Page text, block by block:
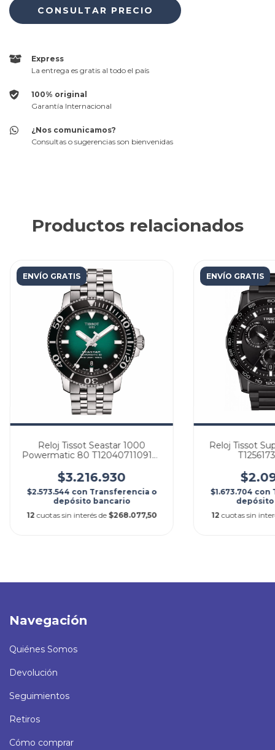
Express
La entrega es gratis al todo el país
100% original
Garantía Internacional
¿Nos comunicamos?
Consultas o sugerencias son bienvenidas
Productos relacionados
ENVÍO GRATIS
Reloj Tissot Seastar 1000
Powermatic 80 T1204071109101
$3.216.930
$2.573.544 con Transferencia o
depósito bancario
12 cuotas sin interés de $268.077,50
ENVÍO GRATIS
Reloj Tissot
$1.673.704 con
12 cuotas sin
Navegación
Quiénes Somos
Devolución
Seguimientos
Retiros
Cómo comprar